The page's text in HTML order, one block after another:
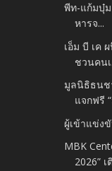
พีท-แก้มบุ๋ม
หารจ...
เอ็ม บี เค
ชวนคนเ
มูลนิธิธนช
แจกฟรี
ผู้เข้าแข่ง
MBK
2026”